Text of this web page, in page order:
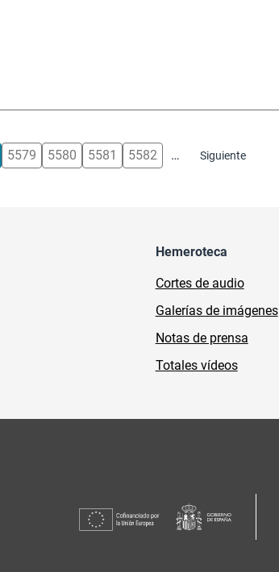
5579 5580 5581 5582 … Siguiente
Siguiente página
Hemeroteca
Cortes de audio
Galerías de imágenes
Notas de prensa
Totales vídeos